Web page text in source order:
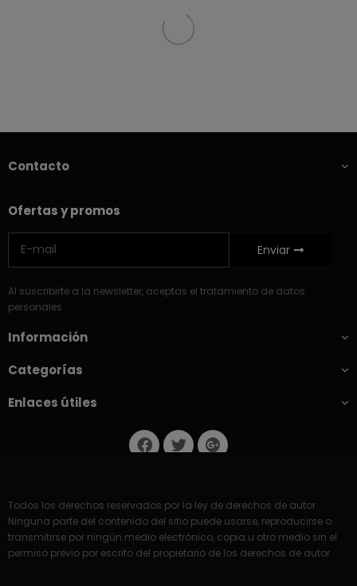
Contacto
Ofertas y promos
Enviar
Al suscribirte a la newsletter, aceptas el tratamiento de datos
personales
Información
Categorías
Enlaces útiles
Todos los derechos reservados por la ley de derechos de autor.
Ninguna parte del contenido del sitio puede usarse, reproducirse o
transmitirse por ningún medio electrónico, copia u otro medio sin el
permiso previo por escrito del propietario de los derechos de autor.